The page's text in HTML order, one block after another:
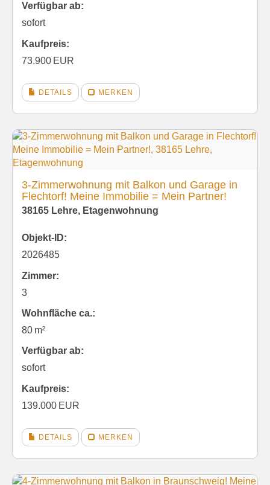
Verfügbar ab:
sofort
Kaufpreis:
73.900 EUR
DETAILS MERKEN
3-Zimmerwohnung mit Balkon und Garage in
Flechtorf! Meine Immobilie = Mein Partner!
38165 Lehre, Etagenwohnung
Objekt-ID:
2026485
Zimmer:
3
Wohnfläche ca.:
80 m²
Verfügbar ab:
sofort
Kaufpreis:
139.000 EUR
DETAILS MERKEN